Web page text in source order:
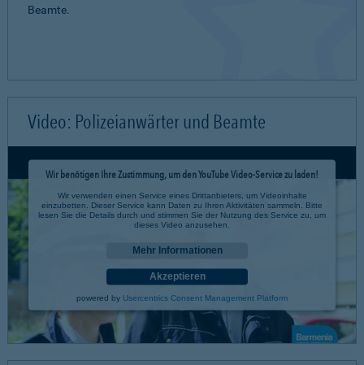
Beamte.
Video: Polizeianwärter und Beamte
Wir benötigen Ihre Zustimmung, um den YouTube Video-Service zu laden!
Wir verwenden einen Service eines Drittanbieters, um Videoinhalte
einzubetten. Dieser Service kann Daten zu Ihren Aktivitäten sammeln. Bitte
lesen Sie die Details durch und stimmen Sie der Nutzung des Service zu, um
dieses Video anzusehen.
Mehr Informationen
Akzeptieren
powered by Usercentrics Consent Management Platform